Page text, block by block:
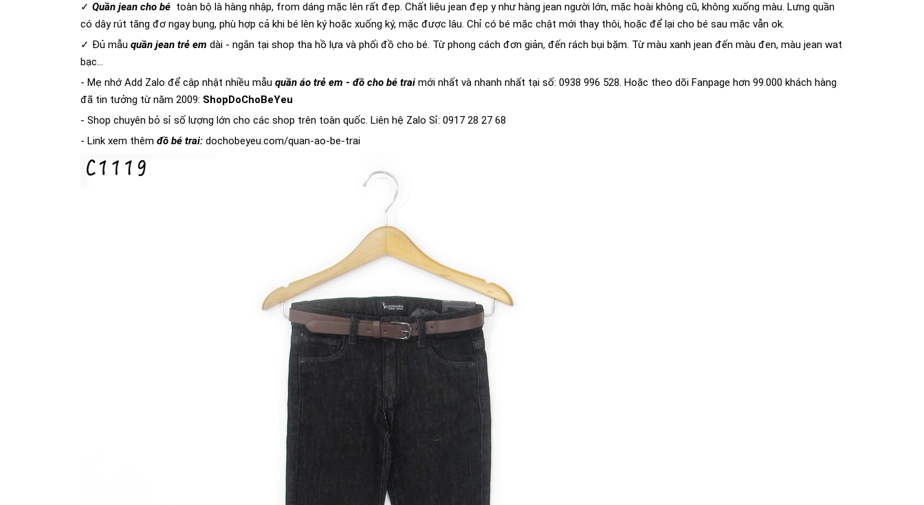
✓ Quần jean cho bé toàn bộ là hàng nhập, from dáng mặc lên rất đẹp. Chất liệu jean đẹp y như hàng jean người lớn, mặc hoài không cũ, không xuống màu. Lưng quần
có dây rút tăng đơ ngay bụng, phù hợp cả khi bé lên ký hoặc xuống ký, mặc được lâu. Chỉ có bé mặc chật mới thay thôi, hoặc để lại cho bé sau mặc vẫn ok.
✓ Đủ mẫu quần jean trẻ em dài - ngắn tại shop tha hồ lựa và phối đồ cho bé. Từ phong cách đơn giản, đến rách bụi bặm. Từ màu xanh jean đến màu đen, màu jean wat
bạc...
- Mẹ nhớ Add Zalo để cập nhật nhiều mẫu quần áo trẻ em - đồ cho bé trai mới nhất và nhanh nhất tại số: 0938 996 528. Hoặc theo dõi Fanpage hơn 99.000 khách hàng
đã tin tưởng từ năm 2009: ShopDoChoBeYeu
- Shop chuyên bỏ sỉ số lượng lớn cho các shop trên toàn quốc. Liên hệ Zalo Sỉ: 0917 28 27 68
- Link xem thêm đồ bé trai: dochobeyeu.com/quan-ao-be-trai